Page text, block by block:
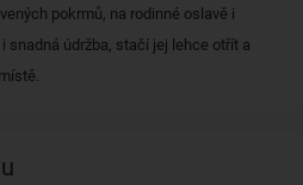
pokrmů, na rodinné oslavě i
snadná údržba, stačí jej lehce otřít a